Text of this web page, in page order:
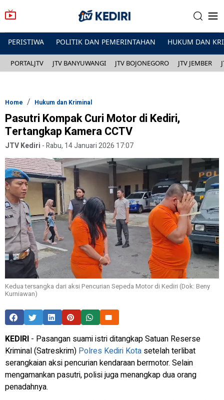
PERISTIWA POLITIK DAN PEMERINTAHAN HUKUM DAN
PORTALJTV JTV BANYUWANGI JTV BOJONEGORO JTV JEMBER
Home Hukum dan Kriminal
Pasutri Kompak Curi Motor di Kediri,
Tertangkap Kamera CCTV
JTV Kediri -Rabu, 14 Januari 2026 17:07
Kedua tersangka dari aksi Pencurian Sepeda Motor di Kediri (Dok: Beny
Kurniawan)
KEDIRI - Pasangan suami istri ditangkap Satuan Reserse
Kriminal (Satreskrim) Polres Kediri Kota setelah terlibat
serangkaian aksi pencurian kendaraan bermotor. Selain
mengamankan pasutri, polisi juga menangkap dua orang
penadahnya.